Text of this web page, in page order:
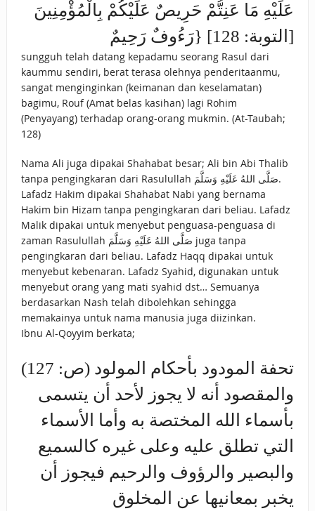
عَلَيْهِ مَا عَنِتُّمْ حَرِيصٌ عَلَيْكُمْ بِالْمُؤْمِنِينَ
رَءُوفٌ رَحِيمٌ} [التوبة: 128]
sungguh telah datang kepadamu seorang Rasul dari
kaummu sendiri, berat terasa olehnya penderitaanmu,
sangat menginginkan (keimanan dan keselamatan)
bagimu, Rouf (Amat belas kasihan) lagi Rohim
(Penyayang) terhadap orang-orang mukmin. (At-Taubah;
128)
Nama Ali juga dipakai Shahabat besar; Ali bin Abi Thalib
tanpa pengingkaran dari Rasulullah صَلَّى اللهُ عَلَيْهِ وَسَلَّمَ.
Lafadz Hakim dipakai Shahabat Nabi yang bernama
Hakim bin Hizam tanpa pengingkaran dari beliau. Lafadz
Malik dipakai untuk menyebut penguasa-penguasa di
zaman Rasulullah صَلَّى اللهُ عَلَيْهِ وَسَلَّمَ juga tanpa
pengingkaran dari beliau. Lafadz Haqq dipakai untuk
menyebut kebenaran. Lafadz Syahid, digunakan untuk
menyebut orang yang mati syahid dst… Semuanya
berdasarkan Nash telah dibolehkan sehingga
memakainya untuk nama manusia juga diizinkan.
Ibnu Al-Qoyyim berkata;
تحفة المودود بأحكام المولود (ص: 127)
والمقصود أنه لا يجوز لأحد أن يتسمى
بأسماء الله المختصة به وأما الأسماء
التي تطلق عليه وعلى غيره كالسميع
والبصير والرؤوف والرحيم فيجوز أن
يخبر بمعانيها عن المخلوق